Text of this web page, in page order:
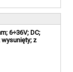
6÷36V; DC;
z